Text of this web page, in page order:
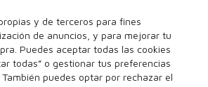
Ver más...
y de terceros para fines
de anuncios, y para mejorar tu
Puedes aceptar todas las cookies
todas” o gestionar tus preferencias
También puedes optar por rechazar el